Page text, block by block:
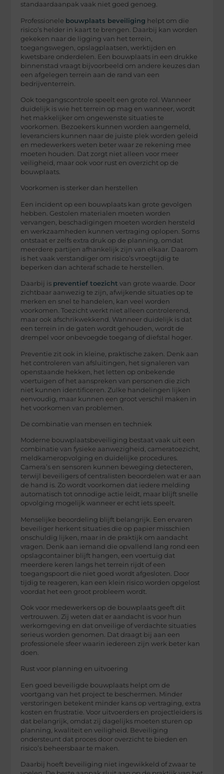
standaardaanpak vaak niet goed genoeg.
Professionele bouwplaats beveiliging helpt om die
risico’s helder in kaart te brengen. Daarbij kan worden
gekeken naar de ligging van het terrein,
toegangswegen, opslagplaatsen, werktijden en
kwetsbare onderdelen. Een bouwplaats in een drukke
binnenstad vraagt bijvoorbeeld om andere keuzes dan
een afgelegen terrein aan de rand van een
bedrijventerrein.
Ook toegangscontrole speelt een grote rol. Wanneer
duidelijk is wie het terrein op mag en wanneer, wordt
het makkelijker om ongewenste situaties te
voorkomen. Bezoekers kunnen worden aangemeld,
leveranciers kunnen naar de juiste plek worden geleid
en medewerkers weten beter waar ze rekening mee
moeten houden. Dat zorgt niet alleen voor meer
veiligheid, maar ook voor rust en overzicht op de
bouwplaats.
Voorkomen is sterker dan herstellen
Een incident op een bouwplaats kan grote gevolgen
hebben. Gestolen materialen moeten worden
vervangen, beschadigingen moeten worden hersteld
en werkzaamheden kunnen vertraging oplopen. Soms
ontstaat er zelfs extra druk op de planning, omdat
meerdere partijen afhankelijk zijn van elkaar. Daarom
is het vaak verstandiger om risico’s vroegtijdig te
beperken dan achteraf schade te herstellen.
Daarbij is preventief toezicht van grote waarde. Door
zichtbaar aanwezig te zijn, afwijkende situaties op te
merken en snel te handelen, kan veel worden
voorkomen. Toezicht werkt niet alleen controlerend,
maar ook afschrikwekkend. Wanneer duidelijk is dat
een terrein in de gaten wordt gehouden, wordt de
drempel voor onbevoegde toegang of diefstal hoger.
Preventie zit ook in kleine, praktische zaken. Denk aan
het controleren van afsluitingen, het signaleren van
openstaande hekken, het letten op onbekende
voertuigen of het aanspreken van personen die zich
niet kunnen identificeren. Zulke handelingen lijken
eenvoudig, maar kunnen een groot verschil maken in
het voorkomen van problemen.
De combinatie van mensen en techniek
Moderne bouwplaatsbeveiliging bestaat vaak uit een
combinatie van fysieke aanwezigheid, cameratoezicht,
meldkameropvolging en duidelijke procedures.
Camera’s en sensoren kunnen beweging detecteren,
terwijl beveiligers of centralisten beoordelen wat er aan
de hand is. Zo wordt voorkomen dat iedere melding
automatisch tot onnodige actie leidt, maar blijft snelle
opvolging mogelijk wanneer er echt iets speelt.
Menselijke beoordeling blijft belangrijk. Een ervaren
beveiliger herkent situaties die op papier misschien
onschuldig lijken, maar in de praktijk om aandacht
vragen. Denk aan iemand die opvallend lang rond een
opslagcontainer blijft hangen, een voertuig dat
meerdere keren langs het terrein rijdt of een
toegangspoort die niet goed wordt afgesloten. Door
tijdig te reageren, kan een klein risico worden opgelost
voordat het een groot probleem wordt.
Ook voor medewerkers op de bouwplaats geeft dit
vertrouwen. Zij weten dat er aandacht is voor hun
werkomgeving en dat onveilige of verdachte situaties
serieus worden genomen. Dat draagt bij aan een
professionele sfeer waarin iedereen zijn werk beter kan
doen.
Rust voor planning en uitvoering
Een goed beveiligde bouwplaats helpt om de
voortgang van het project te beschermen. Minder
verstoringen betekent minder kans op vertraging, extra
kosten en frustratie. Voor uitvoerders en projectleiders is
dat belangrijk, omdat zij dagelijks moeten sturen op
planning, kwaliteit en veiligheid. Beveiliging
ondersteunt dat proces door overzicht te bieden en
risico’s beheersbaar te maken.
Daarbij hoeft beveiliging niet ingewikkeld of zwaar te